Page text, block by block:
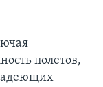
полетов,